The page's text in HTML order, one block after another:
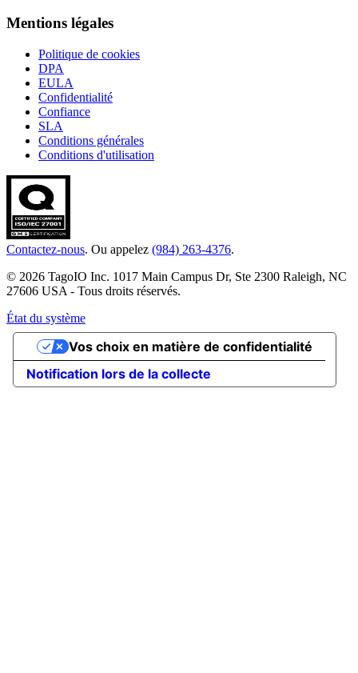
Mentions légales
Politique de cookies
DPA
EULA
Confidentialité
Confiance
SLA
Conditions générales
Conditions d'utilisation
Contactez-nous. Ou appelez (984) 263-4376.
© 2026 TagoIO Inc. 1017 Main Campus Dr, Ste 2300 Raleigh, NC
27606 USA - Tous droits réservés.
État du système
Notification lors de la collecte
Vos choix en matière de confidentialité